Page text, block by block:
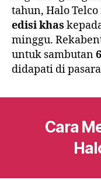
tahun, Halo
edisi khas
minggu.
untuk sambutan
didapati di
Cara